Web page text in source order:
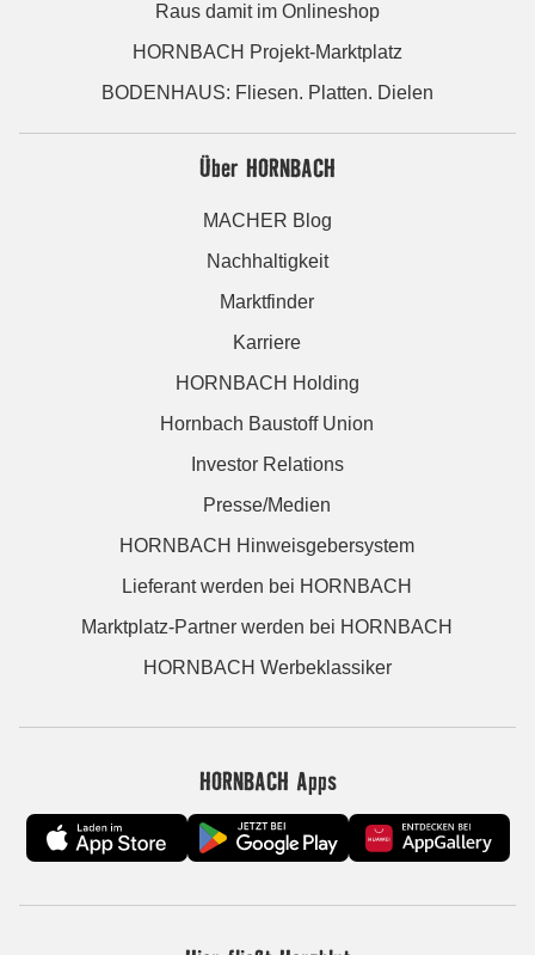
Raus damit im Onlineshop
HORNBACH Projekt-Marktplatz
BODENHAUS: Fliesen. Platten. Dielen
Über HORNBACH
MACHER Blog
Nachhaltigkeit
Marktfinder
Karriere
HORNBACH Holding
Hornbach Baustoff Union
Investor Relations
Presse/Medien
HORNBACH Hinweisgebersystem
Lieferant werden bei HORNBACH
Marktplatz-Partner werden bei HORNBACH
HORNBACH Werbeklassiker
HORNBACH Apps